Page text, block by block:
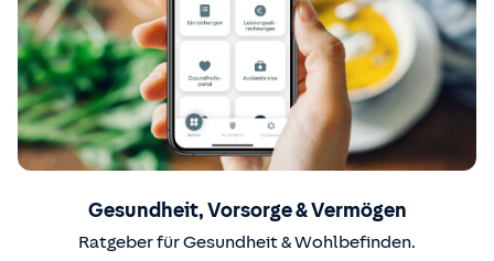
Gesundheit, Vorsorge & Vermögen
Ratgeber für Gesundheit & Wohlbefinden.